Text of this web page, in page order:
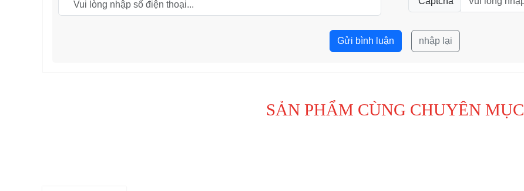
Gửi bình luận nhập lại
SẢN PHẨM CÙNG CHUYÊN MỤC